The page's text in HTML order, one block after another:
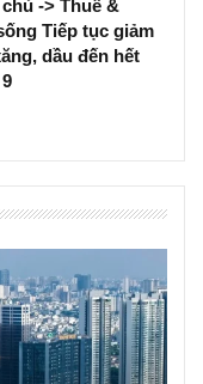
-> Thuế &
Tiếp tục giảm
dầu đến hết